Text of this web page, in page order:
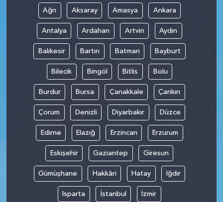
Ağrı Aksaray Amasya Ankara
Antalya Ardahan Artvin Aydın
Balıkesir Bartın Batman Bayburt
Bilecik Bingöl Bitlis Bolu
Burdur Bursa Çanakkale Çankırı
Çorum Denizli Diyarbakır Düzce
Edirne Elazığ Erzincan Erzurum
Eskişehir Gaziantep Giresun
Gümüşhane Hakkâri Hatay Iğdır
Isparta İstanbul İzmir